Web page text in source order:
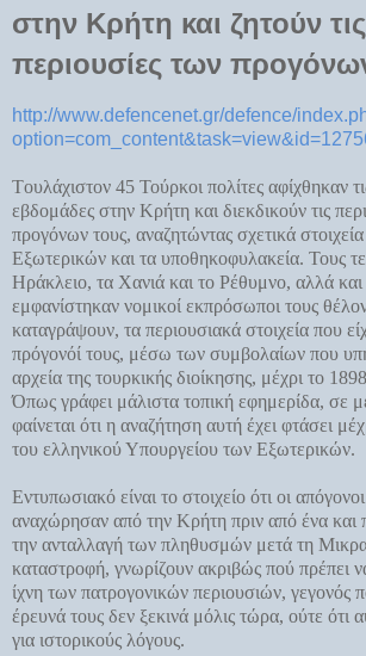
στην Κρήτη και ζητούν
περιουσίες των
http://www.defencenet.gr/defence/
Tουλάχιστον 45 Τούρκοι πολίτες αφίχθηκαν
εβδομάδες στην Κρήτη και διεκδικούν τις
προγόνων τους, αναζητώντας σχετικά
Εξωτερικών και τα υποθηκοφυλακεία. Τους
Ηράκλειο, τα Χανιά και το Ρέθυμνο, αλλά και
εμφανίστηκαν νομικοί εκπρόσωποι τους
καταγράψουν, τα περιουσιακά στοιχεία που
πρόγονόί τους, μέσω των συμβολαίων που
αρχεία της τουρκικής διοίκησης, μέχρι το
Όπως γράφει μάλιστα τοπική εφημερίδα, σε
φαίνεται ότι η αναζήτηση αυτή έχει φτάσει
του ελληνικού Υπουργείου των Εξωτερικών.
Εντυπωσιακό είναι το στοιχείο ότι οι
αναχώρησαν από την Κρήτη πριν από ένα και
την ανταλλαγή των πληθυσμών μετά τη
καταστροφή, γνωρίζουν ακριβώς πού πρέπει
ίχνη των πατρογονικών περιουσιών, γεγονός
έρευνά τους δεν ξεκινά μόλις τώρα, ούτε ότι
για ιστορικούς λόγους.